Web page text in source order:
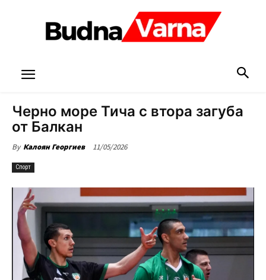
Черно море Тича с втора загуба
от Балкан
By Калоян Георгиев 11/05/2026
Спорт